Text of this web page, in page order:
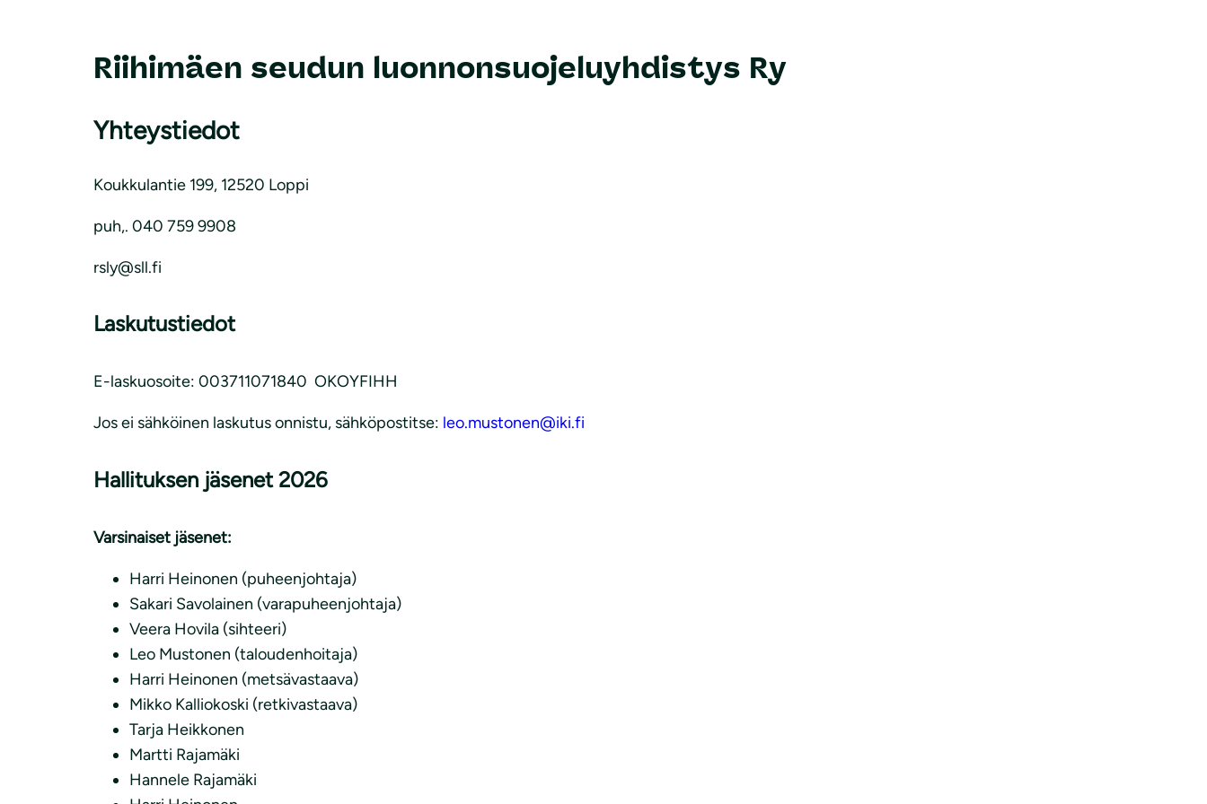
Riihimäen seudun luonnonsuojeluyhdistys Ry
Yhteystiedot
Koukkulantie 199, 12520 Loppi
puh,. 040 759 9908
rsly@sll.fi
Laskutustiedot
E-laskuosoite: 003711071840 OKOYFIHH
Jos ei sähköinen laskutus onnistu, sähköpostitse: leo.mustonen@iki.fi
Hallituksen jäsenet 2026
Varsinaiset jäsenet:
Harri Heinonen (puheenjohtaja)
Sakari Savolainen (varapuheenjohtaja)
Veera Hovila (sihteeri)
Leo Mustonen (taloudenhoitaja)
Harri Heinonen (metsävastaava)
Mikko Kalliokoski (retkivastaava)
Tarja Heikkonen
Martti Rajamäki
Hannele Rajamäki